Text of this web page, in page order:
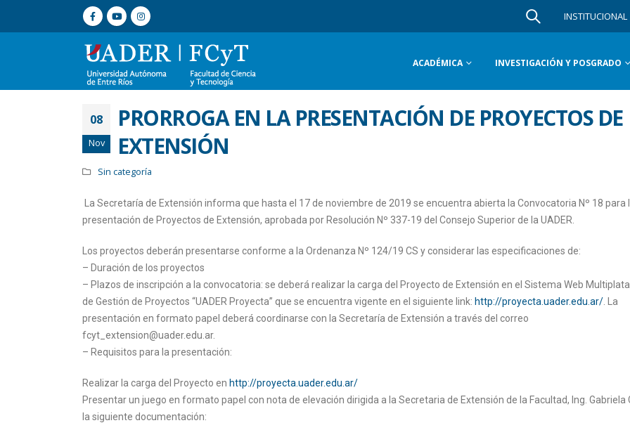
INSTITUCIONAL
ACADÉMICA INVESTIGACIÓN Y POSGRADO
08
Nov
PRORROGA EN LA PRESENTACIÓN DE PROYECTOS DE
EXTENSIÓN
Sin categoría
La Secretaría de Extensión informa que hasta el 17 de noviembre de 2019 se encuentra abierta la Convocatoria Nº 18 para
presentación de Proyectos de Extensión, aprobada por Resolución Nº 337-19 del Consejo Superior de la UADER.
Los proyectos deberán presentarse conforme a la Ordenanza Nº 124/19 CS y considerar las especificaciones de:
– Duración de los proyectos
– Plazos de inscripción a la convocatoria: se deberá realizar la carga del Proyecto de Extensión en el Sistema Web
de Gestión de Proyectos “UADER Proyecta” que se encuentra vigente en el siguiente link: http://proyecta.uader.edu.ar/ . La
presentación en formato papel deberá coordinarse con la Secretaría de Extensión a través del correo
fcyt_extension@uader.edu.ar.
– Requisitos para la presentación:
Realizar la carga del Proyecto en http://proyecta.uader.edu.ar/
Presentar un juego en formato papel con nota de elevación dirigida a la Secretaria de Extensión de la Facultad, Ing. Gabriela
la siguiente documentación: